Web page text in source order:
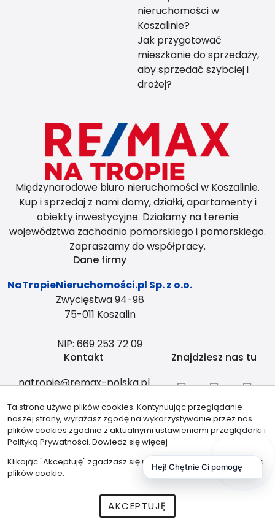
nieruchomości w
Koszalinie?
Jak przygotować
mieszkanie do sprzedaży,
aby sprzedać szybciej i
drożej?
Międzynarodowe biuro nieruchomości w Koszalinie.
Kup i sprzedaj z nami domy, działki, apartamenty i
obiekty inwestycyjne. Działamy na terenie
województwa zachodnio pomorskiego i pomorskiego.
Zapraszamy do współpracy.
Dane firmy
NaTropieNieruchomości.pl Sp. z o.o.
Zwycięstwa 94-98
75-011 Koszalin
NIP: 669 253 72 09
Kontakt
natropie@remax-polska.pl
+48 883 334 408
Znajdziesz nas tu
Partnerzy
© 2026 Wszystkie prawa zastrzeżone | Program dla biur
Ta strona używa plików cookies. Kontynuując przeglądanie
naszej strony, wyrażasz zgodę na wykorzystywanie przez nas
plików cookies zgodnie z aktualnymi ustawieniami przeglądarki i
Polityką Prywatności. Dowiedz się więcej
Klikając "Akceptuję" zgadzasz się na wykorzystywanie przez nas
plików cookie.
AKCEPTUJĘ
Hej! Chętnie Ci pomogę